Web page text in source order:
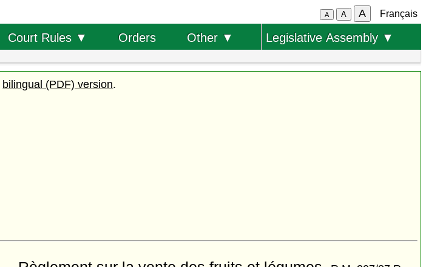
A A A Français
Court Rules ▼ Orders Other ▼ Legislative Assembly ▼
bilingual (PDF) version.